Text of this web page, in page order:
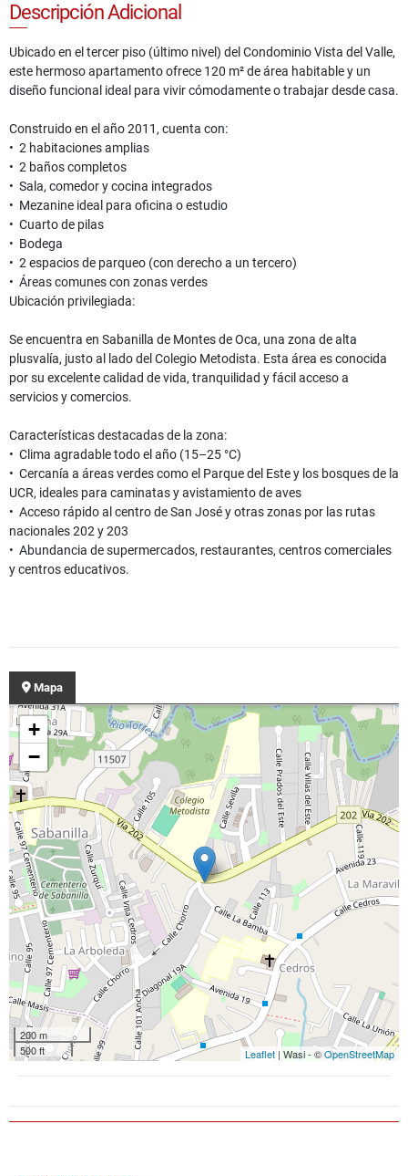
Descripción Adicional
Ubicado en el tercer piso (último nivel) del Condominio Vista del Valle,
este hermoso apartamento ofrece 120 m² de área habitable y un
diseño funcional ideal para vivir cómodamente o trabajar desde casa.
Construido en el año 2011, cuenta con:
• 2 habitaciones amplias
• 2 baños completos
• Sala, comedor y cocina integrados
• Mezanine ideal para oficina o estudio
• Cuarto de pilas
• Bodega
• 2 espacios de parqueo (con derecho a un tercero)
• Áreas comunes con zonas verdes
Ubicación privilegiada:
Se encuentra en Sabanilla de Montes de Oca, una zona de alta
plusvalía, justo al lado del Colegio Metodista. Esta área es conocida
por su excelente calidad de vida, tranquilidad y fácil acceso a
servicios y comercios.
Características destacadas de la zona:
• Clima agradable todo el año (15–25 °C)
• Cercanía a áreas verdes como el Parque del Este y los bosques de la
UCR, ideales para caminatas y avistamiento de aves
• Acceso rápido al centro de San José y otras zonas por las rutas
nacionales 202 y 203
• Abundancia de supermercados, restaurantes, centros comerciales
y centros educativos.
Mapa
+
−
200 m
500 ft
Leaflet | Wasi - ©OpenStreetMap